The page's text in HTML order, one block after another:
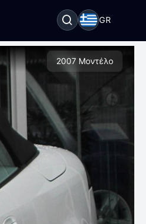
GR
2007 Μοντέλο